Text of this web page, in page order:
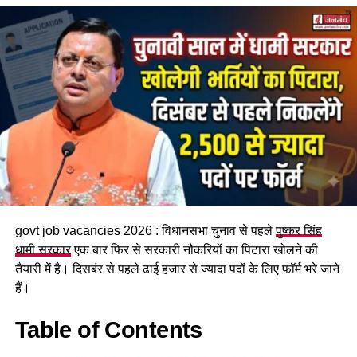
महिला सशक्तिकरण एवं बाल विकास
ने कहा कि तीलू
रौतेली राज्य स्त्री शक्ति पुरस्कार उत्तराखंड की उन महिलाओं को समर्पित
है जिन्होंने संघर्ष, साहस और समर्पण से समाज में नई पहचान बनाई है।
उन्होंने कहा कि इस वर्ष चयनित महिलाओं ने संस्कृति, खेल, वैज्ञानिक शोध,
पर्यावरण संरक्षण, कृषि, स्वरोजगार, समाजसेवा, महिला सशक्तीकरण और
दिव्यांगजन कल्याण जैसे क्षेत्रों में उल्लेखनीय योगदान दिया है।
govt job vacancies 2026 : विधानसभा चुनाव से पहलेपुष्कर सिंह
धामी सरकारएक बार फिर से सरकारी नौकरियों का पिटारा खोलने की
तैयारी में है। दिसबंर से पहले ढाई हजार से ज्यादा पदों के लिए फॉर्म भरे जाने
हैं।
Table of Contents